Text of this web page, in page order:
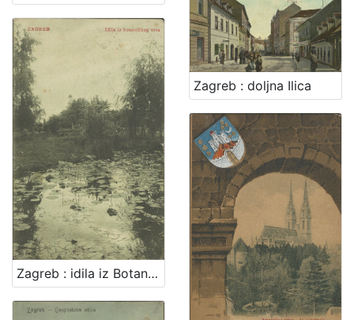
Zagreb : idila iz Botaničkog vrta
Zagreb : doljna Ilica